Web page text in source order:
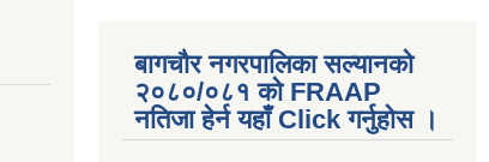
बागचौर नगरपालिका सल्यानको
२०८०/०८१ को FRAAP
नतिजा हेर्न यहाँ Click गर्नुहोस ।